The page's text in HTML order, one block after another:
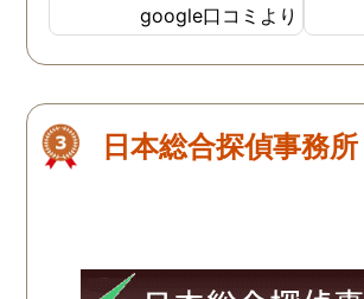
google口コミより
日本総合探偵事務所